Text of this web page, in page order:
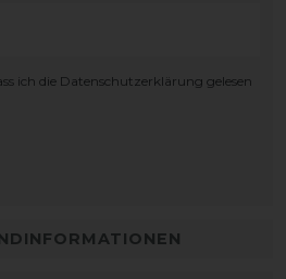
ich die Daten­schutz­erklärung gelesen